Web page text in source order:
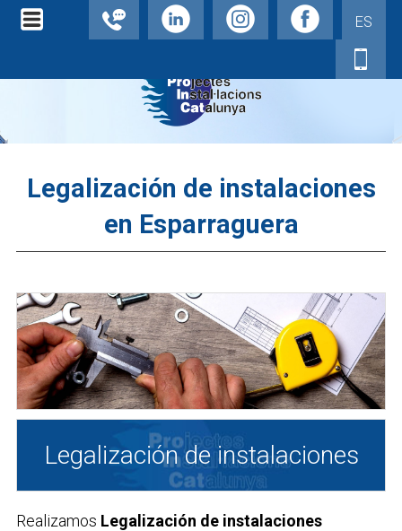
ES
Legalización de instalaciones
en Esparraguera
Legalización de instalaciones
Realizamos Legalización de instalaciones